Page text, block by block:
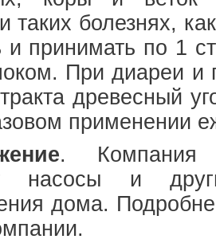
таких болезнях,
и принимать по 1
При диареи и
древесный
применении
.
насосы и
дома.